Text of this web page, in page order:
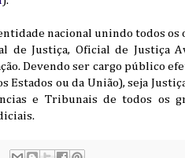
entidade nacional unindo todos
de Justiça, Oficial de Justiça
Devendo ser cargo público
ou da União), seja
e Tribunais de todos os